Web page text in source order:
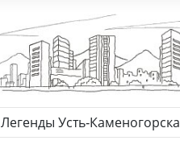
Легенды Усть-Каменогорска